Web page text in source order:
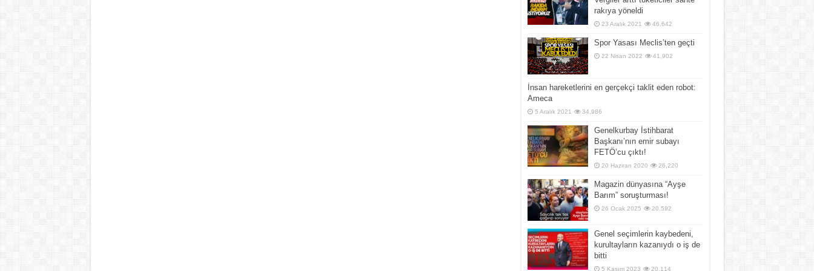
rakıya yöneldi
23 Aralık 2021 46,642
Spor Yasası Meclis’ten geçti
22 Nisan 2022 41,902
İnsan hareketlerini en gerçekçi taklit eden robot:
Ameca
5 Aralık 2021 34,986
Genelkurbay İstihbarat
Başkanı’nın emir subayı
FETÖ’cu çıktı!
20 Haziran 2020 26,220
Magazin dünyasına “Ayşe
Barım” soruşturması!
26 Ocak 2025 20,592
Genel seçimlerin kaybedeni,
kurultayların kazanıydı o iş de
bitti
5 Kasım 2023 20,114